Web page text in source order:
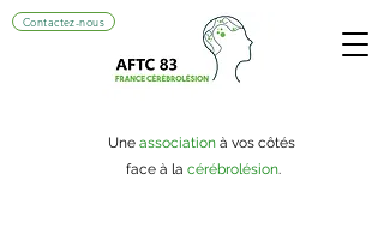
Une associationà vos côtés
face à la cérébrolésion.
Contactez-nous